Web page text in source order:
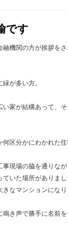
です
機関の方が挨拶を
が多い方。
家が結構あって、
何区分かにわかれた
現場の脇を通りな
いた場所がありま
なマンションにな
き声で勝手に名前